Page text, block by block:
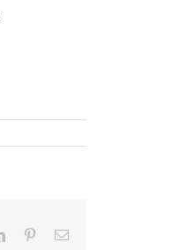
LinkedInPinterest
E-